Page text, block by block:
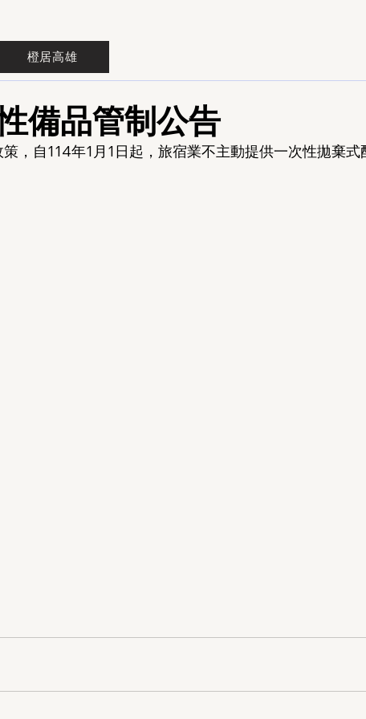
備品管制公告
，自114年1月1日起，旅宿業不主動提供一次性拋棄
橙居高雄